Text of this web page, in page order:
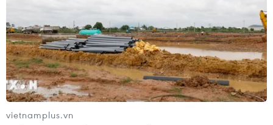
khẩn trương thực hiện điều tra kỹ tất cả các trường hợp
tiếp xúc với trường hợp dương tính đậu mùa khỉ để xác
định nguồn lây nhiễm.
vietnamplus.vn